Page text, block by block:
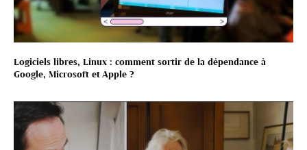
Logiciels libres, Linux : comment sortir de la dépendance à
Google, Microsoft et Apple ?